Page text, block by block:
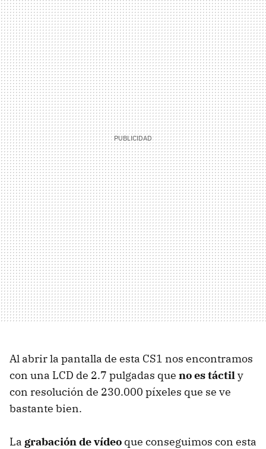
Al abrir la pantalla de esta CS1 nos encontramos
con una LCD de 2.7 pulgadas que no es táctily
con resolución de 230.000 píxeles que se ve
bastante bien.
La grabación de vídeo que conseguimos con esta